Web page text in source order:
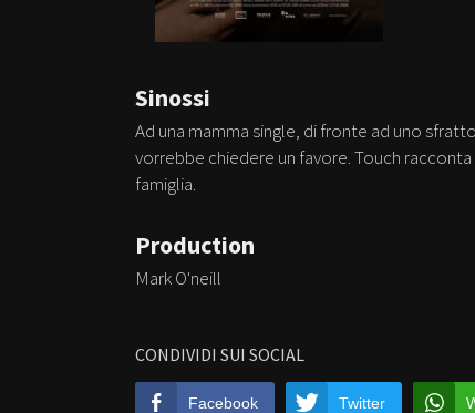
Sinossi
Ad una mamma single, di fronte ad uno
vorrebbe chiedere un favore. Touch
famiglia.
CONDIVIDI SUI SOCIAL
Facebook Twitter
Production
Mark O'neill